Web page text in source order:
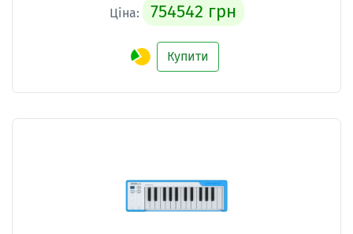
Ціна: 754542 грн
Купити